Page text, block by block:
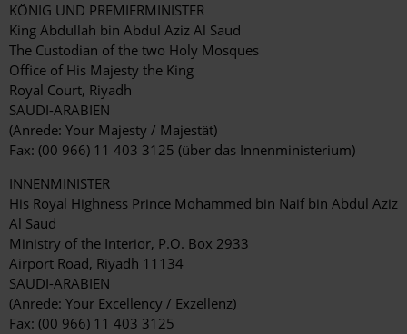
KÖNIG UND PREMIERMINISTER
King Abdullah bin Abdul Aziz Al Saud
The Custodian of the two Holy Mosques
Office of His Majesty the King
Royal Court, Riyadh
SAUDI-ARABIEN
(Anrede: Your Majesty / Majestät)
Fax: (00 966) 11 403 3125 (über das Innenministerium)
INNENMINISTER
His Royal Highness Prince Mohammed bin Naif bin Abdul Aziz
Al Saud
Ministry of the Interior, P.O. Box 2933
Airport Road, Riyadh 11134
SAUDI-ARABIEN
(Anrede: Your Excellency / Exzellenz)
Fax: (00 966) 11 403 3125